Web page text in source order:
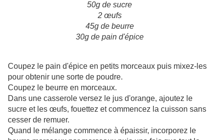
50g de sucre
2 œufs
45g de beurre
30g de pain d'épice
Coupez le pain d'épice en petits morceaux puis mixez-les
pour obtenir une sorte de poudre.
Coupez le beurre en morceaux.
Dans une casserole versez le jus d'orange, ajoutez le
sucre et les œufs, fouettez et commencez la cuisson sans
cesser de remuer.
Quand le mélange commence à épaissir, incorporez le